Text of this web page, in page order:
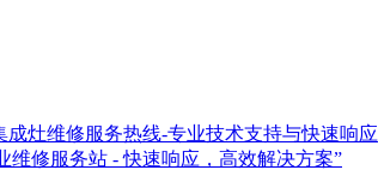
成灶维修服务热线-专业技术支持与快速响应
维修服务站 - 快速响应，高效解决方案”